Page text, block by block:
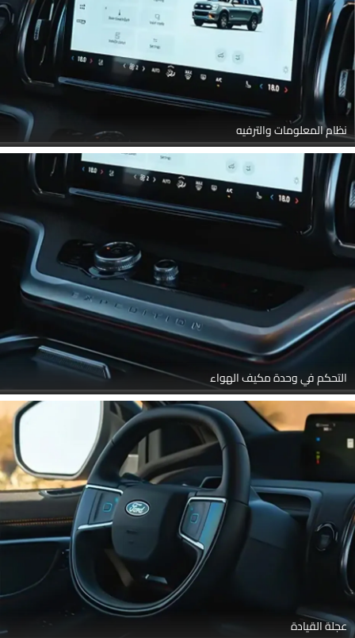
نظام المعلومات والترفيه
التحكم في وحدة مكيف الهواء
عجلة القيادة